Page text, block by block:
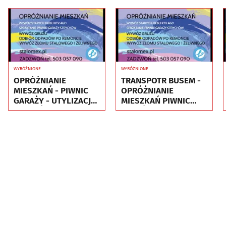
WYRÓŻNIONE
OPRÓŻNIANIE
MIESZKAŃ - PIWNIC
GARAŻY - UTYLIZACJA
- WYWÓZ MEBLI RTV
WYRÓŻNIONE
TRANSPOTR BUSEM -
OPRÓŻNIANIE
MIESZKAŃ PIWNIC
GARAŻY - UTYLIZACJA